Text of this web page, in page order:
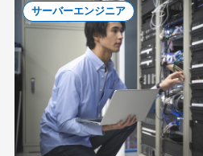
サーバーエンジニア